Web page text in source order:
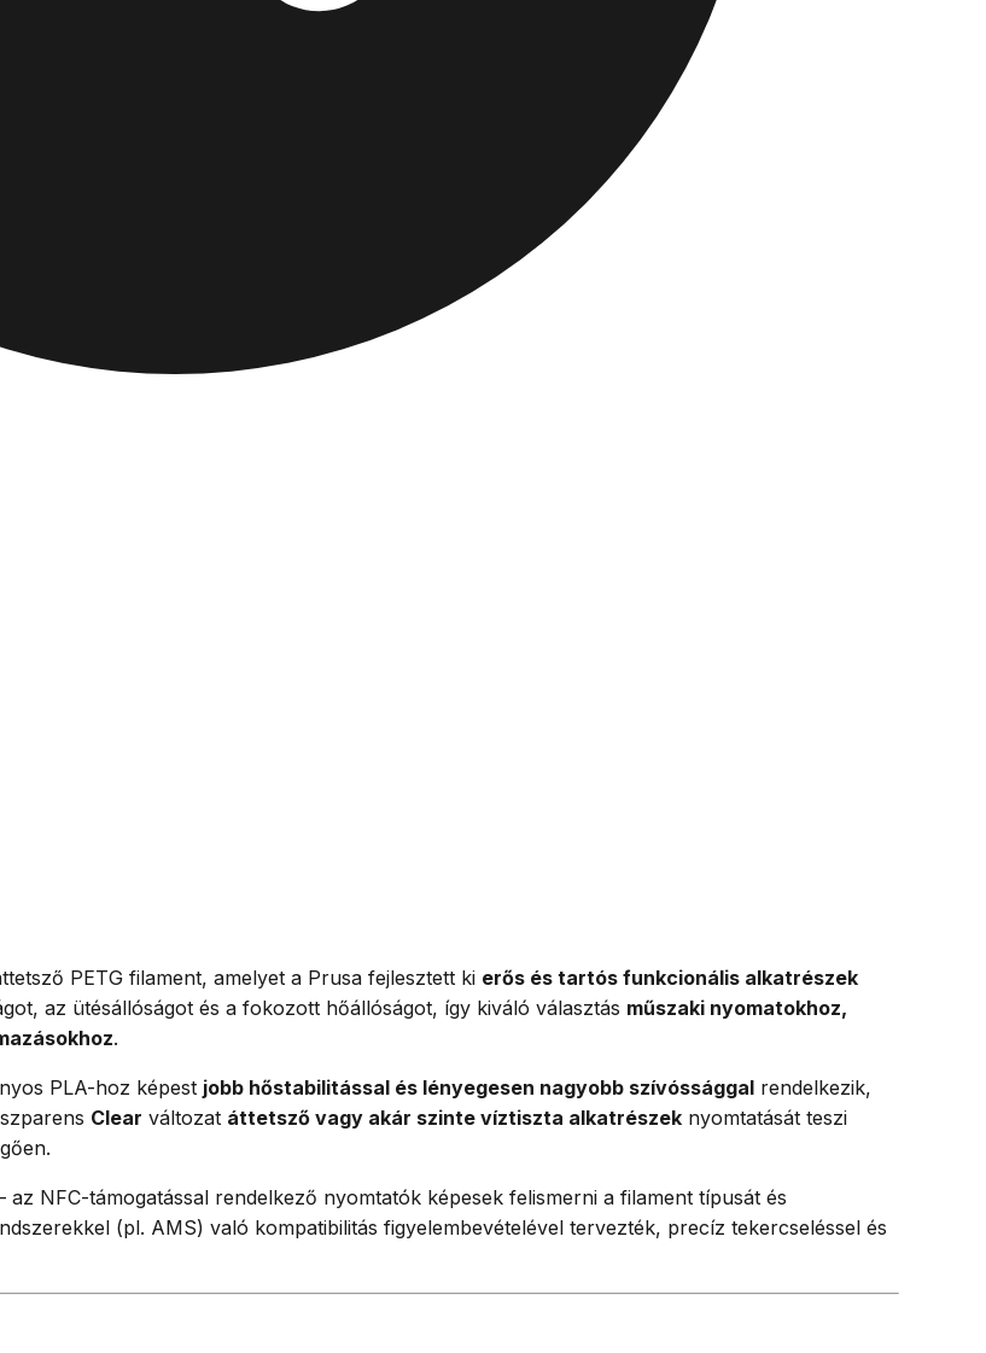
PETG filament, amelyet a Prusa fejlesztett ki erős és tartós funkcionális alkatrészek
az ütésállóságot és a fokozott hőállóságot, így kiváló választás műszaki nyomatokhoz,
.
PLA-hoz képest jobb hőstabilitással és lényegesen nagyobb szívóssággal rendelkezik,
Clear változat áttetsző vagy akár szinte víztiszta alkatrészek nyomtatását teszi
NFC-támogatással rendelkező nyomtatók képesek felismerni a filament típusát és
(pl. AMS) való kompatibilitás figyelembevételével tervezték, precíz tekercseléssel és